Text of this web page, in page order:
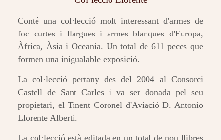
Conté una col·lecció molt interessant d'armes de
foc curtes i llargues i armes blanques d'Europa,
Àfrica, Àsia i Oceania. Un total de 611 peces que
formen una inigualable exposició.
La col·lecció pertany des del 2004 al Consorci
Castell de Sant Carles i va ser donada pel seu
propietari, el Tinent Coronel d'Aviació D. Antonio
Llorente Alberti.
La col·lecció està editada en un total de nou llibres